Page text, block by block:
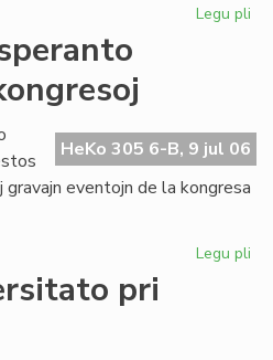
Legu pli
HeKo 305 6-B, 9 jul 06
eventojn de la kongresa
Legu pli
pri